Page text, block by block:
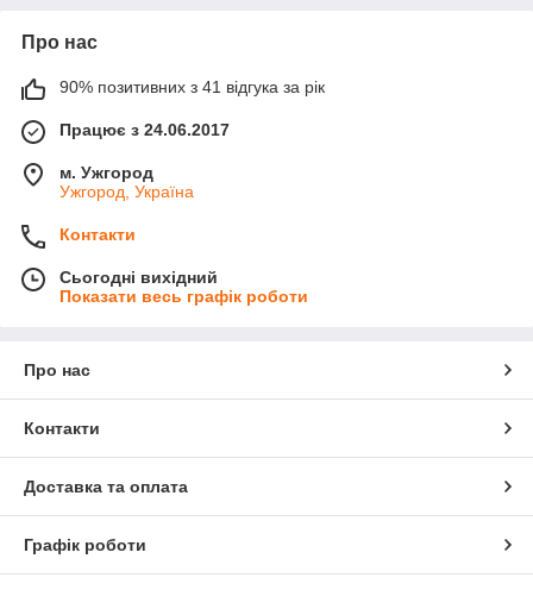
Про нас
90% позитивних з 41 відгука за рік
Працює з 24.06.2017
м. Ужгород
Ужгород, Україна
Контакти
Сьогодні вихідний
Показати весь графік роботи
Про нас
Контакти
Доставка та оплата
Графік роботи